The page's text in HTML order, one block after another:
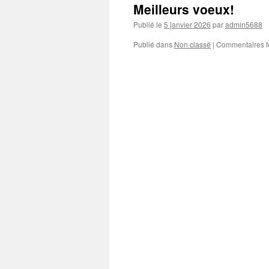
Meilleurs voeux!
Publié le 5 janvier 2026 paradmin5688
Publié dans Non classé | Commentaires